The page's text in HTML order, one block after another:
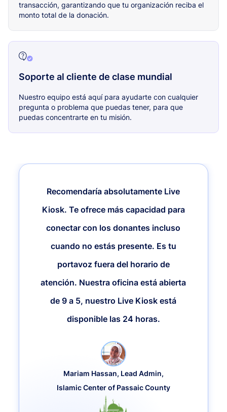
transacción, garantizando que tu organización reciba el
monto total de la donación.
Soporte al cliente de clase mundial
Nuestro equipo está aquí para ayudarte con cualquier
pregunta o problema que puedas tener, para que
puedas concentrarte en tu misión.
Recomendaría absolutamente Live
Kiosk. Te ofrece más capacidad para
conectar con los donantes incluso
cuando no estás presente. Es tu
portavoz fuera del horario de
atención. Nuestra oficina está abierta
de 9 a 5, nuestro Live Kiosk está
disponible las 24 horas.
Mariam Hassan, Lead Admin,
Islamic Center of Passaic County